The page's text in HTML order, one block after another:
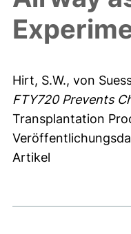
Hirt, S.W., von
FTY720 Prevents
Transplantation
Artikel